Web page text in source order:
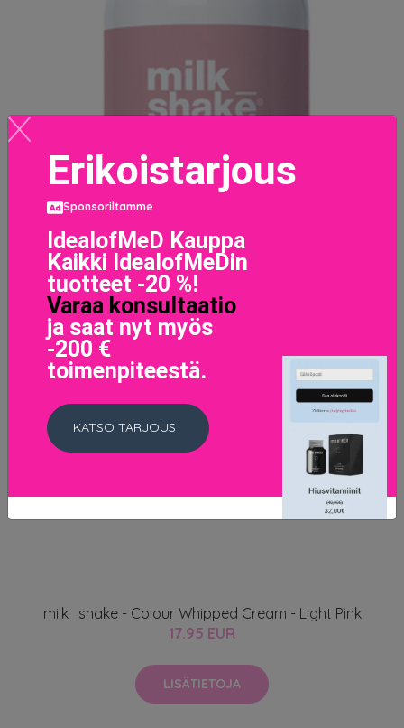
milk_shake - Colour Whipped Cream - Light Pink
17.95 EUR
LISÄTIETOJA
Erikoistarjous
Sponsoriltamme
IdealofMeD Kauppa
Kaikki IdealofMeDin
tuotteet -20 %!
Varaa konsultaatio
ja saat nyt myös
-200 €
toimenpiteestä.
KATSO TARJOUS